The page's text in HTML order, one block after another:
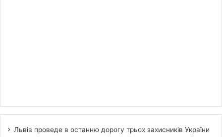
Львів проведе в останню дорогу трьох захисників України